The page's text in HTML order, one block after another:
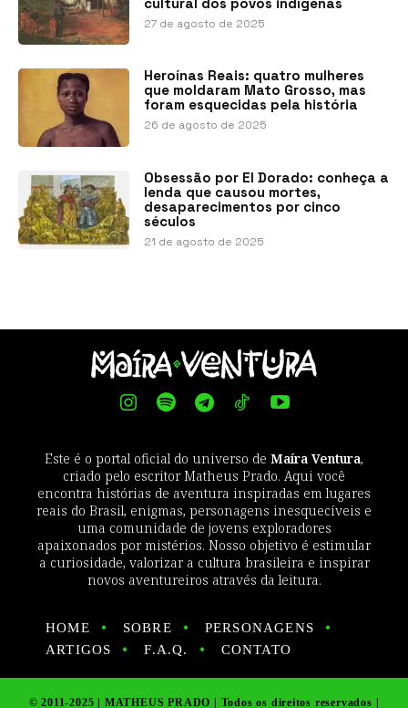
27 de agosto de 2025
Heroínas Reais: quatro mulheres
que moldaram Mato Grosso, mas
foram esquecidas pela história
26 de agosto de 2025
Obsessão por El Dorado: conheça a
lenda que causou mortes,
desaparecimentos por cinco
séculos
21 de agosto de 2025
Este é o portal oficial do universo de Maíra Ventura,
criado pelo escritor Matheus Prado. Aqui você
encontra histórias de aventura inspiradas em lugares
reais do Brasil, enigmas, personagens inesquecíveis e
uma comunidade de jovens exploradores
apaixonados por mistérios. Nosso objetivo é estimular
a curiosidade, valorizar a cultura brasileira e inspirar
novos aventureiros através da leitura.
HOME SOBRE
PERSONAGENS
ARTIGOS
F.A.Q. CONTATO
© 2011-2025 | MATHEUS PRADO | Todos os direitos reservados |